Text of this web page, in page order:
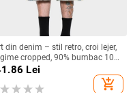
din denim – stil retro, croi lejer,
cropped, 90% bumbac 10%
vară 2025
Lei
add_shopping_cart